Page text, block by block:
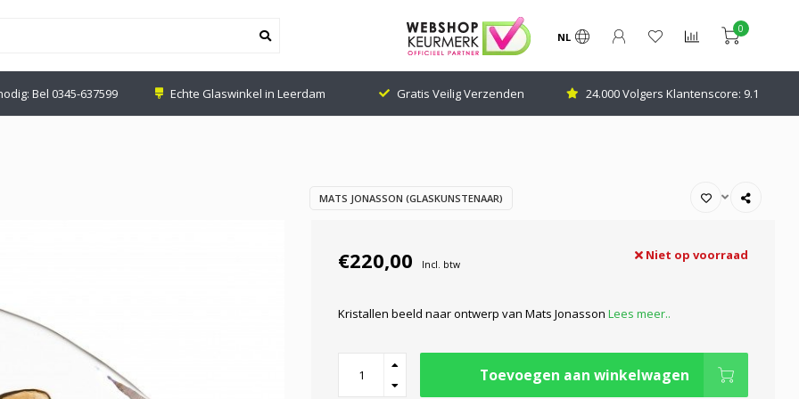
NL
0
Bel 0345-637599 Echte Glaswinkel in Leerdam Gratis Veilig Verzenden 24.000 Volgers Klantenscore: 9.1
MATS JONASSON (GLASKUNSTENAAR)
€220,00 Incl. btw
Niet op voorraad
Kristallen beeld naar ontwerp van Mats Jonasson Lees meer..
Toevoegen aan winkelwagen